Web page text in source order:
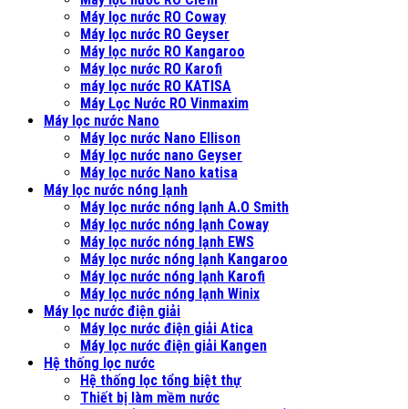
Máy lọc nước RO Coway
Máy lọc nước RO Geyser
Máy lọc nước RO Kangaroo
Máy lọc nước RO Karofi
máy lọc nước RO KATISA
Máy Lọc Nước RO Vinmaxim
Máy lọc nước Nano
Máy lọc nước Nano Ellison
Máy lọc nước nano Geyser
Máy lọc nước Nano katisa
Máy lọc nước nóng lạnh
Máy lọc nước nóng lạnh A.O Smith
Máy lọc nước nóng lạnh Coway
Máy lọc nước nóng lạnh EWS
Máy lọc nước nóng lạnh Kangaroo
Máy lọc nước nóng lạnh Karofi
Máy lọc nước nóng lạnh Winix
Máy lọc nước điện giải
Máy lọc nước điện giải Atica
Máy lọc nước điện giải Kangen
Hệ thống lọc nước
Hệ thống lọc tổng biệt thự
Thiết bị làm mềm nước